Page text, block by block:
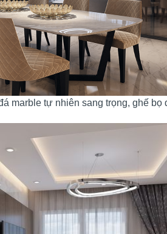
marble tự nhiên sang trọng, ghế bọ